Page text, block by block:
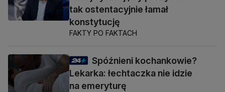
tak ostentacyjnie łamał
konstytucję
FAKTY PO FAKTACH
Spóźnieni kochankowie?
Lekarka: łechtaczka nie idzie
na emeryturę